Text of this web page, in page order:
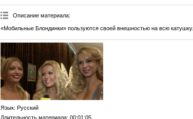
Описание материала:
«Мобильные Блондинки» пользуются своей внешностью на всю катушку.
Язык: Русский
Длительность материала: 00:01:05